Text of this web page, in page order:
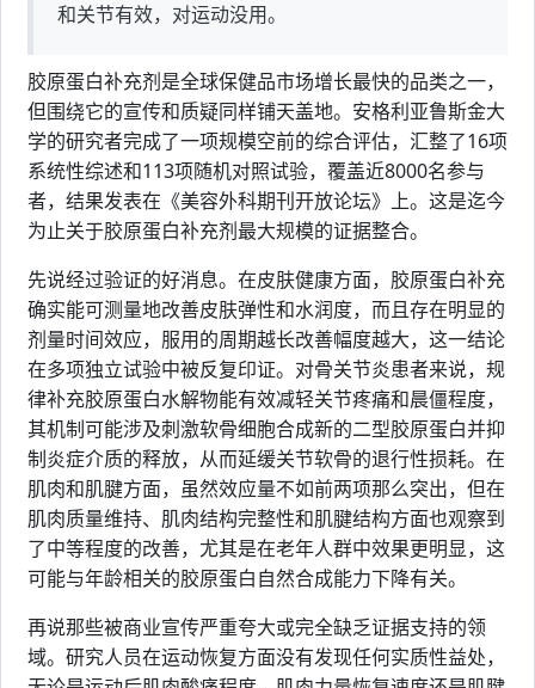
和关节有效，对运动没用。
胶原蛋白补充剂是全球保健品市场增长最快的品类之一，
但围绕它的宣传和质疑同样铺天盖地。安格利亚鲁斯金大
学的研究者完成了一项规模空前的综合评估，汇整了16项
系统性综述和113项随机对照试验，覆盖近8000名参与
者，结果发表在《美容外科期刊开放论坛》上。这是迄今
为止关于胶原蛋白补充剂最大规模的证据整合。
先说经过验证的好消息。在皮肤健康方面，胶原蛋白补充
确实能可测量地改善皮肤弹性和水润度，而且存在明显的
剂量时间效应，服用的周期越长改善幅度越大，这一结论
在多项独立试验中被反复印证。对骨关节炎患者来说，规
律补充胶原蛋白水解物能有效减轻关节疼痛和晨僵程度，
其机制可能涉及刺激软骨细胞合成新的二型胶原蛋白并抑
制炎症介质的释放，从而延缓关节软骨的退行性损耗。在
肌肉和肌腱方面，虽然效应量不如前两项那么突出，但在
肌肉质量维持、肌肉结构完整性和肌腱结构方面也观察到
了中等程度的改善，尤其是在老年人群中效果更明显，这
可能与年龄相关的胶原蛋白自然合成能力下降有关。
再说那些被商业宣传严重夸大或完全缺乏证据支持的领
域。研究人员在运动恢复方面没有发现任何实质性益处，